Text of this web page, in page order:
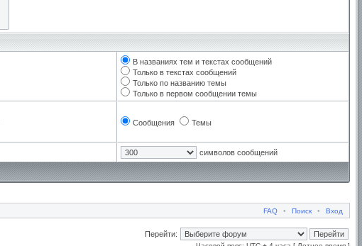
В названиях тем и текстах сообщений
Только в текстах сообщений
Только по названию темы
Только в первом сообщении темы
Сообщения Темы
символов сообщений
FAQ • Поиск • Вход
Перейти: